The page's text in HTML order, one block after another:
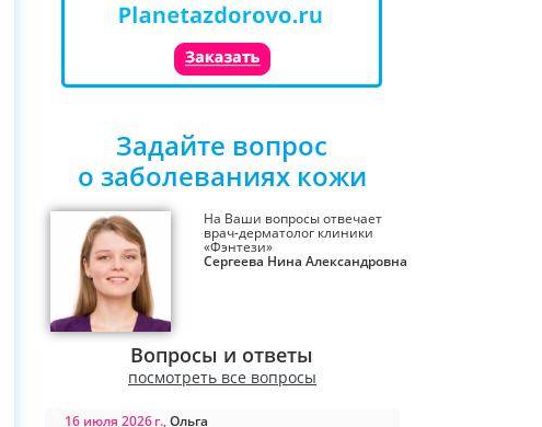
Задайте вопрос
о заболеваниях кожи
На Ваши вопросы отвечает
врач-дерматолог клиники
«Фэнтези»
Сергеева Нина Александровна
Вопросы и ответы
посмотреть все вопросы
16 июля 2026 г.,Ольга